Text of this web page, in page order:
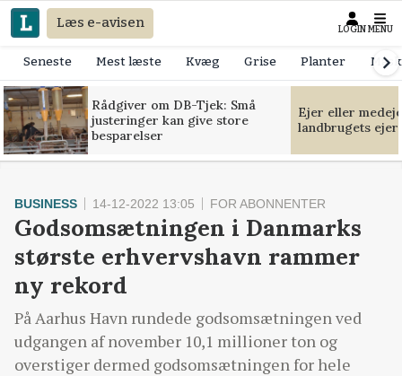
Læs e-avisen LOGIN MENU
Seneste Mest læste Kvæg Grise Planter
Rådgiver om DB-Tjek: Små
justeringer kan give store
besparelser
Ejer eller
landbrugets
BUSINESS 14-12-2022 13:05 FOR ABONNENTER
Godsomsætningen i Danmarks
største erhvervshavn rammer
ny rekord
På Aarhus Havn rundede godsomsætningen ved
udgangen af november 10,1 millioner ton og
overstiger dermed godsomsætningen for hele